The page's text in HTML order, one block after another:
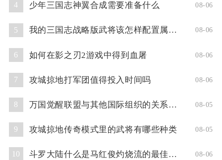
4 少年三国志神翼合成需要准备什么 08-06
5 我的三国志战略版武将该怎样配置属性点 08-06
6 如何在影之刃2游戏中得到血屠 08-06
7 攻城掠地打军团值得投入时间吗 08-06
8 万国觉醒联盟与其他国际组织的关系如何 08-05
9 攻城掠地传奇模式里的武将有哪些种类 08-05
10 斗罗大陆什么是马红俊灼烧流的最佳阵容 08-06